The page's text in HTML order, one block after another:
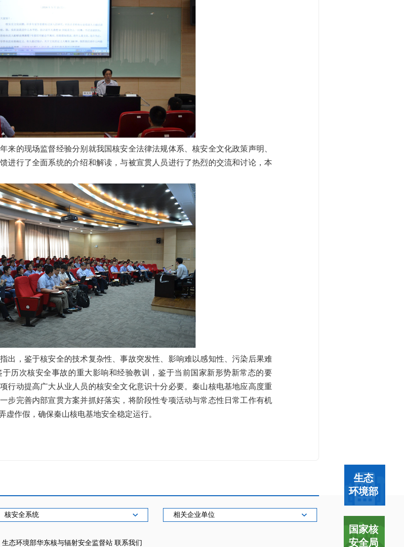
的现场监督经验分别就我国核安全法律法规体系、核安全文化政策声明、
进行了全面系统的介绍和解读，与被宣贯人员进行了热烈的交流和讨论，本
，鉴于核安全的技术复杂性、事故突发性、影响难以感知性、污染后果难
历次核安全事故的重大影响和经验教训，鉴于当前国家新形势新常态的要
行动提高广大从业人员的核安全文化意识十分必要。秦山核电基地应高度重
步完善内部宣贯方案并抓好落实，将阶段性专项活动与常态性日常工作有机
作假，确保秦山核电基地安全稳定运行。
核安全系统 相关企业单位
生态环境部华东核与辐射安全监督站 联系我们
生态
环境部
国家核
安全局